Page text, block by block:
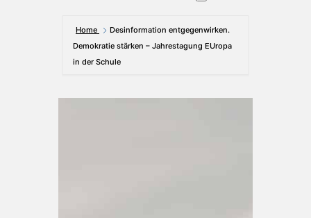
Home
Desinformation entgegenwirken.
Demokratie stärken – Jahrestagung EUropa
in der Schule